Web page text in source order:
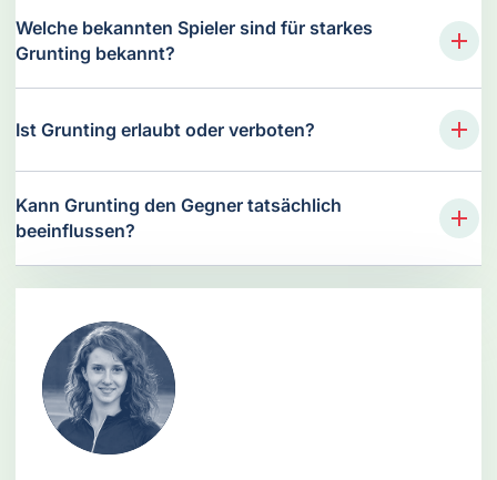
Welche bekannten Spieler sind für starkes
Grunting bekannt?
Ist Grunting erlaubt oder verboten?
Kann Grunting den Gegner tatsächlich
beeinflussen?